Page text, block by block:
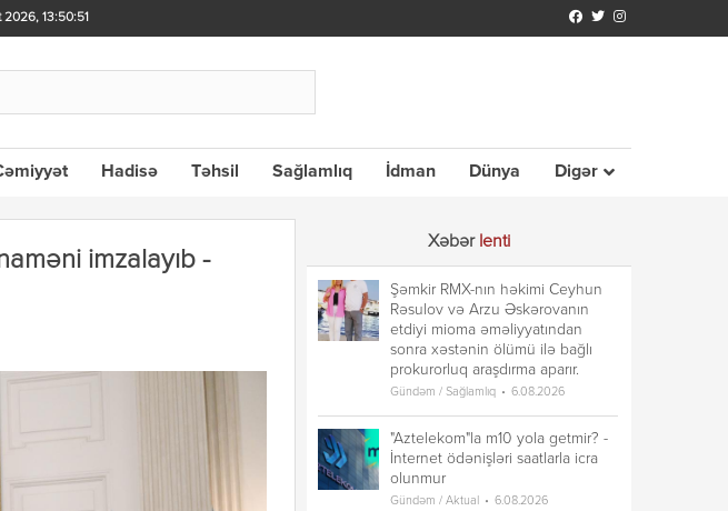
2026, 13:50:53
Hadisə Təhsil Sağlamlıq İdman Dünya Digər
imzalayıb -
Xəbər lenti
Şəmkir RMX-nın həkimi Ceyhun
Rəsulov və Arzu Əskərovanın
etdiyi mioma əməliyyatından
sonra xəstənin ölümü ilə bağlı
prokurorluq araşdırma aparır.
Gündəm / Sağlamlıq 6.08.2026
"Aztelekom"la m10 yola getmir? -
İnternet ödənişləri saatlarla icra
olunmur
Gündəm / Aktual 6.08.2026